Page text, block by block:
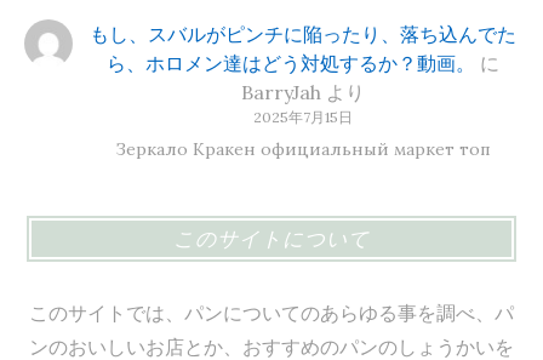
もし、スバルがピンチに陥ったり、落ち込んでた
ら、ホロメン達はどう対処するか？動画。
に
BarryJah より
2025年7月15日
Зеркало Кракен официальный маркет топ
このサイトについて
このサイトでは、パンについてのあらゆる事を調べ、パ
ンのおいしいお店とか、おすすめのパンのしょうかいを